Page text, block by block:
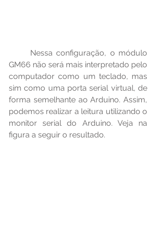
GM66 não será mais interpretado pelo
computador como um teclado, mas
sim como uma porta serial virtual, de
forma semelhante ao Arduino. Assim,
podemos realizar a leitura utilizando o
monitor serial do Arduino. Veja na
figura a seguir o resultado.